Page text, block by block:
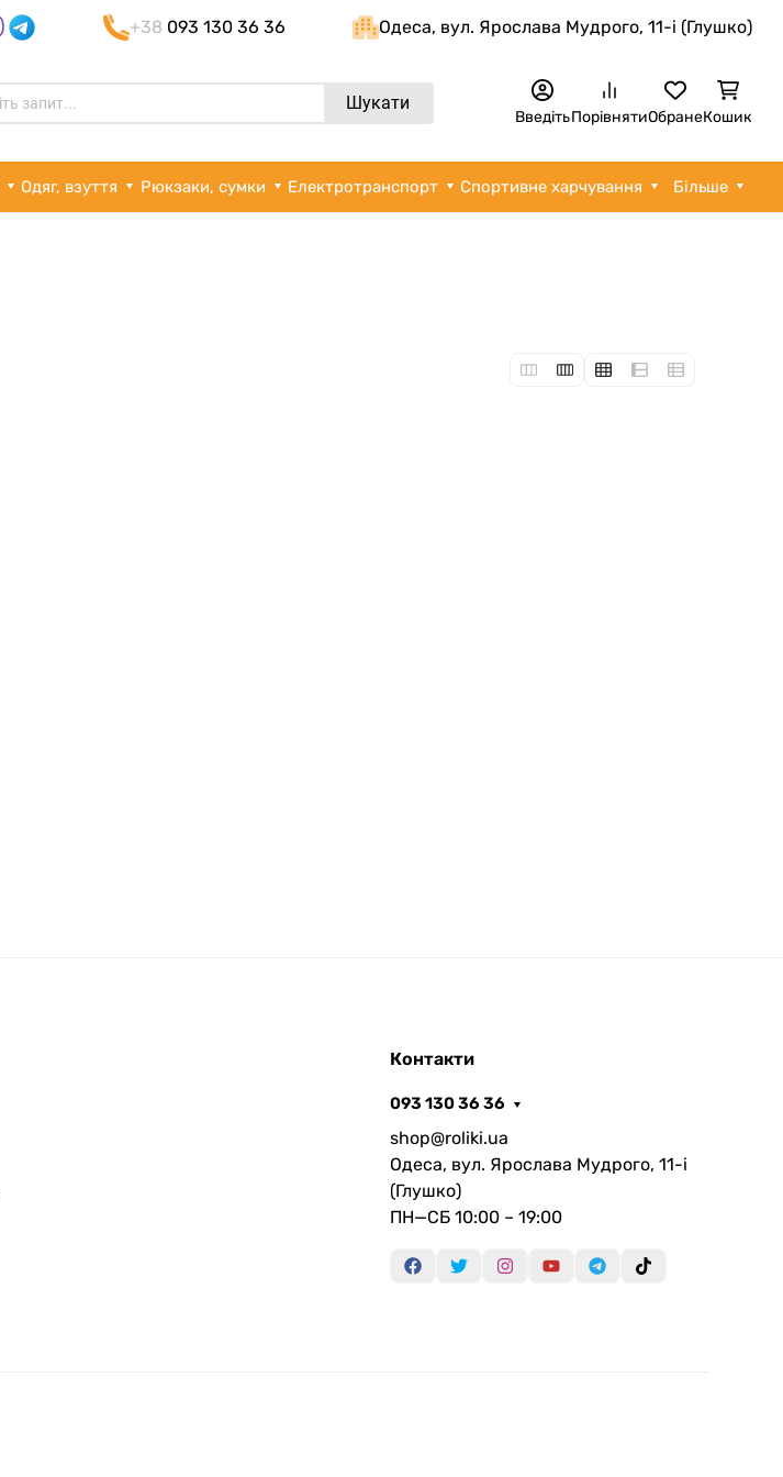
+38 093 130 36 36 Одеса, вул. Ярослава Мудрого, 11-i (Глушко)
Шукати
ВведітьПорівнятиОбранеКошик
Одяг, взуття Рюкзаки, сумки Електротранспорт Спортивне харчування Більше
Контакти
093 130 36 36
shop@roliki.ua
Одеса, вул. Ярослава Мудрого, 11-i
(Глушко)
ПН—СБ 10:00 – 19:00